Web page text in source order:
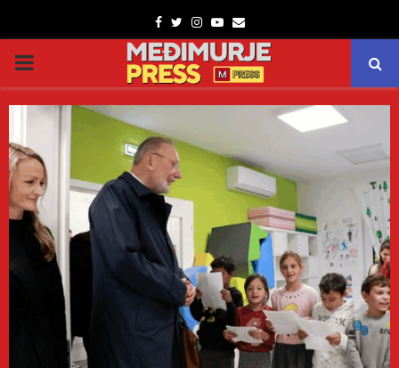
Facebook
TwitterInstagram
Youtube
Email
PRIMARY
MENU